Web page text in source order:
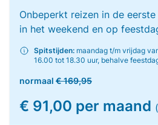
Onbeperkt reizen in de
in het weekend en op
Spitstijden: maandag t/m vrijdag
16.00 tot 18.30 uur, behalve
normaal € 169,95
€ 91,00 per maand